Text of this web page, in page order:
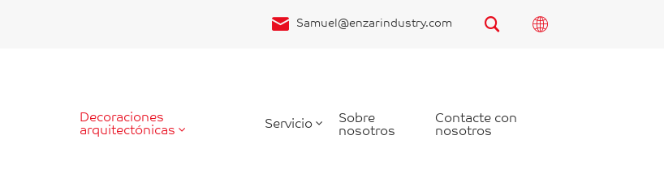
Samuel@enzarindustry.com
Decoraciones
arquitectónicas Servicio Sobre
nosotros
Contacte con
nosotros